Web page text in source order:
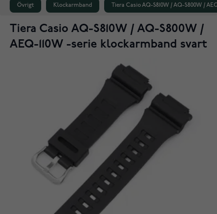
Övrigt Klockarmband Tiera Casio AQ-S810W / AQ-S800W /
Tiera Casio AQ-S810W / AQ-S800W /
AEQ-110W -serie klockarmband svart